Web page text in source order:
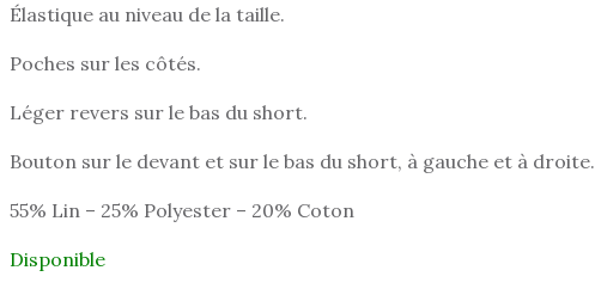
Élastique au niveau de la taille.
Poches sur les côtés.
Léger revers sur le bas du short.
Bouton sur le devant et sur le bas du short, à gauche et à droite.
55% Lin – 25% Polyester – 20% Coton
Disponible